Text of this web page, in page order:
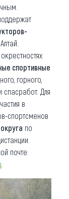
спортивные
горного,
спасработ. Для
в
спортсменов
по
почте: